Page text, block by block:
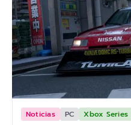
Noticias PC Xbox Series